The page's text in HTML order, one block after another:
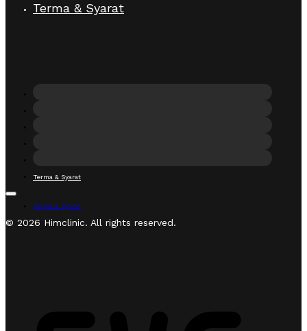
Terma & Syarat
Terma & Syarat
Terma & Syarat
© 2026 Himclinic. All rights reserved.